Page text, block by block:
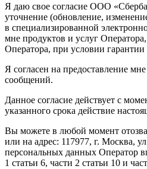
Я даю свое согласие ООО
уточнение (обновление,
в специализированной
мне продуктов и услуг
Оператора, при условии
Я согласен на предоставление
сообщений.
Данное согласие действует с
указанного срока действие
Вы можете в любой момент
или на адрес: 117977, г. Москва,
персональных данных Оператор
1 статьи 6, части 2 статьи 10 и